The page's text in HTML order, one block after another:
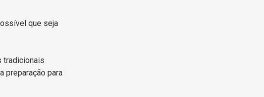
que seja
tradicionais
preparação para